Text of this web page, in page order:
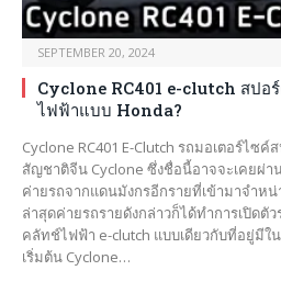
SEPTEMBER 20, 2024
Cyclone RC401 e-clutch สปอ
ไฟฟ้าแบบ Honda?
Cyclone RC401 E-Clutch รถมอเตอร์ไซ
สัญชาติจีน Cyclone ซึ่งชื่อนี้อาจจะเคยผ่า
ค่ายรถจากแดนมังกรอีกรายที่เข้ามาจำห
ล่าสุดค่ายรถรายดังกล่าวก็ได้ทำการเปิดตั
คลัทช์ไฟฟ้า e-clutch แบบเดียวกับที่อยู่มีใ
เริ่มต้น Cyclone…